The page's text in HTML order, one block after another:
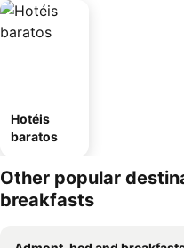
Hotéis
baratos
Other popular
breakfasts